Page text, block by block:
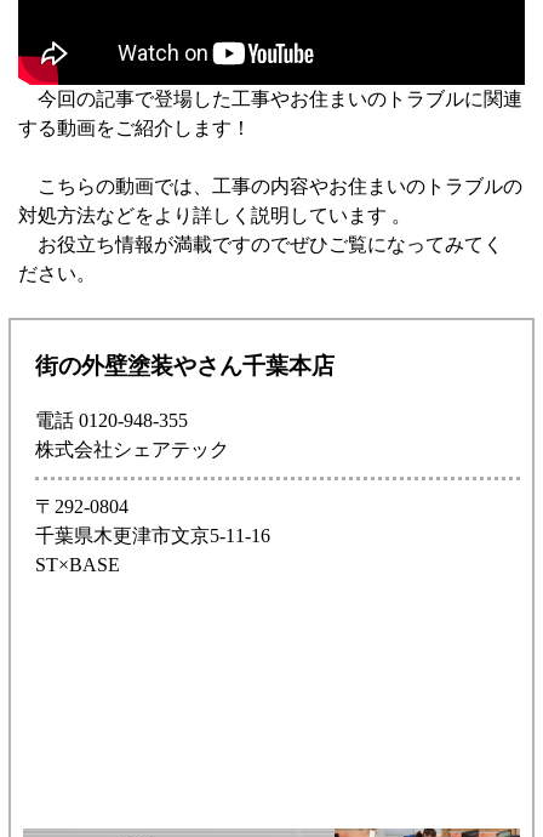
今回の記事で登場した工事やお住まいのトラブルに関連
する動画をご紹介します！
こちらの動画では、工事の内容やお住まいのトラブルの
対処方法などをより詳しく説明しています 。
お役立ち情報が満載ですのでぜひご覧になってみてく
ださい。
街の外壁塗装やさん千葉本店
電話 0120-948-355
株式会社シェアテック
〒292-0804
千葉県木更津市文京5-11-16
ST×BASE